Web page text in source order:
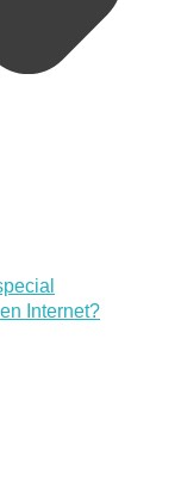
Internet?